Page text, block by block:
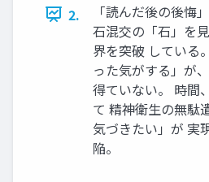
2.
「読んだ後の後悔
石混交の「石」を
界を突破 している
った気がする」が
得ていない。 時間
て 精神衛生の無駄
気づきたい」が 実
陥。